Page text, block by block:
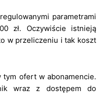
parametrami
zł. Oczywiście istnieją
w przeliczeniu i tak koszt
ofert w abonamencie.
wraz z dostępem do